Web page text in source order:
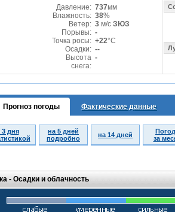
Давление: 737мм
Влажность: 38%
Ветер:3м/с ЗЮЗ
Порывы:-
Точка росы: +22°C
Осадки:--
Высота
снега:
-
Прогноз погоды Фактические данные
3 дня
на 5 дней
подробно
на 14 дней
за
- Осадки и облачность